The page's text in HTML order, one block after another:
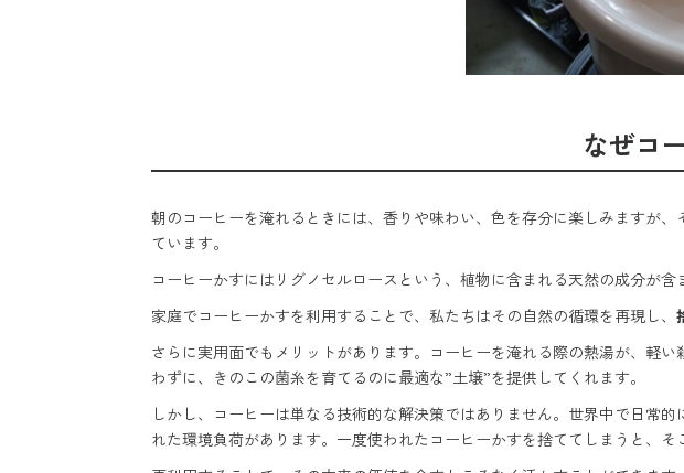
なぜコ
朝のコーヒーを淹れるときには、香りや味わい、色を存分に楽しみますが
ています。
コーヒーかすにはリグノセルロースという、植物に含まれる天然の成分が含
家庭でコーヒーかすを利用することで、私たちはその自然の循環を再現し、
さらに実用面でもメリットがあります。コーヒーを淹れる際の熱湯が、軽
わずに、きのこの菌糸を育てるのに最適な”土壌”を提供してくれます。
しかし、コーヒーは単なる技術的な解決策ではありません。世界中で日常
れた環境負荷があります。一度使われたコーヒーかすを捨ててしまうと、